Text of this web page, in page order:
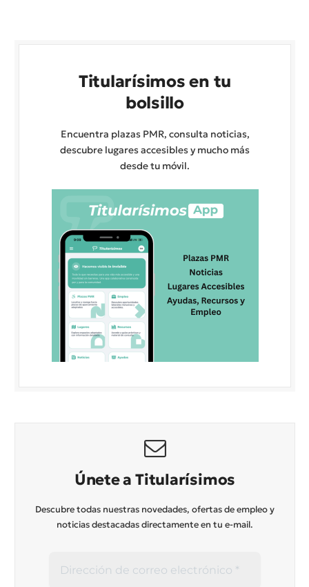
Titularísimos en tu
bolsillo
Encuentra plazas PMR, consulta noticias,
descubre lugares accesibles y mucho más
desde tu móvil.
Únete a Titularísimos
Descubre todas nuestras novedades, ofertas de empleo y
noticias destacadas directamente en tu e-mail.